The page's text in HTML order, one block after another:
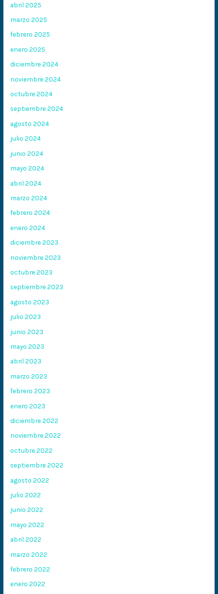
abril 2025
marzo 2025
febrero 2025
enero 2025
diciembre 2024
noviembre 2024
octubre 2024
septiembre 2024
agosto 2024
julio 2024
junio 2024
mayo 2024
abril 2024
marzo 2024
febrero 2024
enero 2024
diciembre 2023
noviembre 2023
octubre 2023
septiembre 2023
agosto 2023
julio 2023
junio 2023
mayo 2023
abril 2023
marzo 2023
febrero 2023
enero 2023
diciembre 2022
noviembre 2022
octubre 2022
septiembre 2022
agosto 2022
julio 2022
junio 2022
mayo 2022
abril 2022
marzo 2022
febrero 2022
enero 2022